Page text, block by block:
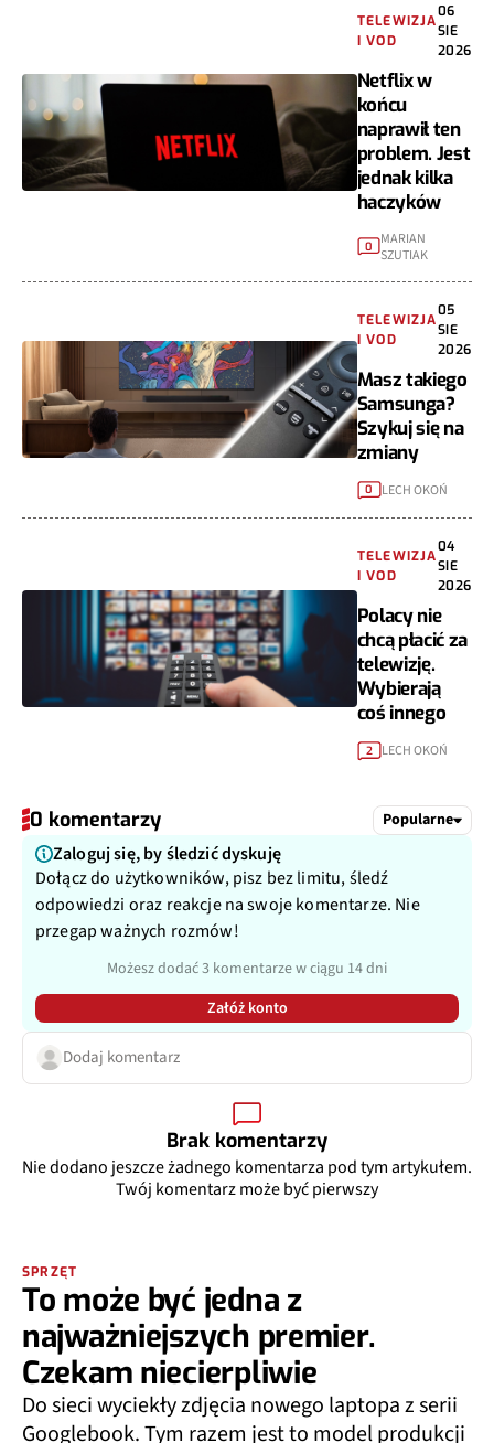
TELEWIZJA
I VOD
06
SIE
2026
Netflix w
końcu
naprawił ten
problem. Jest
jednak kilka
haczyków
0
MARIAN
SZUTIAK
TELEWIZJA
I VOD
05
SIE
2026
Masz takiego
Samsunga?
Szykuj się na
zmiany
0 LECH OKOŃ
TELEWIZJA
I VOD
04
SIE
2026
Polacy nie
chcą płacić za
telewizję.
Wybierają
coś innego
2 LECH OKOŃ
0 komentarzy Popularne
Zaloguj się, by śledzić dyskuję
Dołącz do użytkowników, pisz bez limitu, śledź
odpowiedzi oraz reakcje na swoje komentarze. Nie
przegap ważnych rozmów!
Możesz dodać 3 komentarze w ciągu 14 dni
Załóż konto
Dodaj komentarz
Brak komentarzy
Nie dodano jeszcze żadnego komentarza pod tym artykułem.
Twój komentarz może być pierwszy
SPRZĘT
To może być jedna z
najważniejszych premier.
Czekam niecierpliwie
Do sieci wyciekły zdjęcia nowego laptopa z serii
Googlebook. Tym razem jest to model produkcji